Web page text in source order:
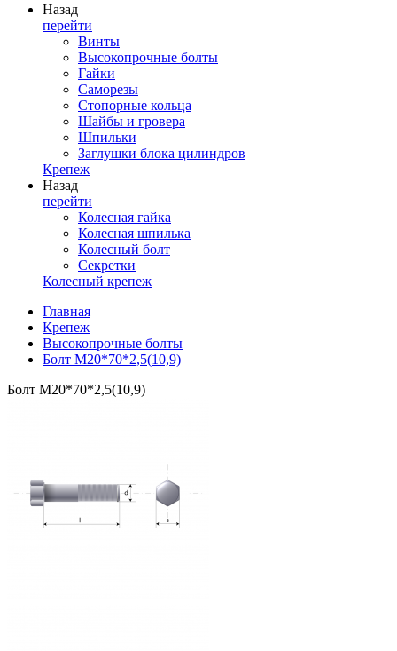
Назад
перейти
Винты
Высокопрочные болты
Гайки
Саморезы
Стопорные кольца
Шайбы и гровера
Шпильки
Заглушки блока цилиндров
Крепеж
Назад
перейти
Колесная гайка
Колесная шпилька
Колесный болт
Секретки
Колесный крепеж
Главная
Крепеж
Высокопрочные болты
Болт М20*70*2,5(10,9)
Болт М20*70*2,5(10,9)